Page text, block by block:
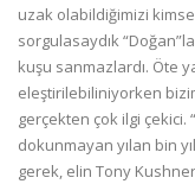
uzak olabildiğimizi kimse
sorgulasaydık
kuşu sanmazlardı. Öte
eleştirilebiliniyorken
gerçekten çok ilgi çekici.
dokunmayan yılan bin
gerek, elin Tony